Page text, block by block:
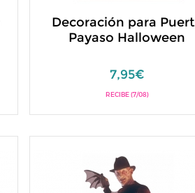
Decoración para
Payaso Halloween
7,95€
RECIBE (7/08)